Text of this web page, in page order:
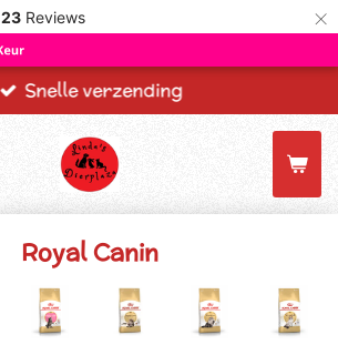
23 Reviews ×
Snelle verzending
Royal Canin